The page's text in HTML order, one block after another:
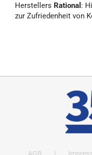
Herstellers Rational :
zur Zufriedenheit von